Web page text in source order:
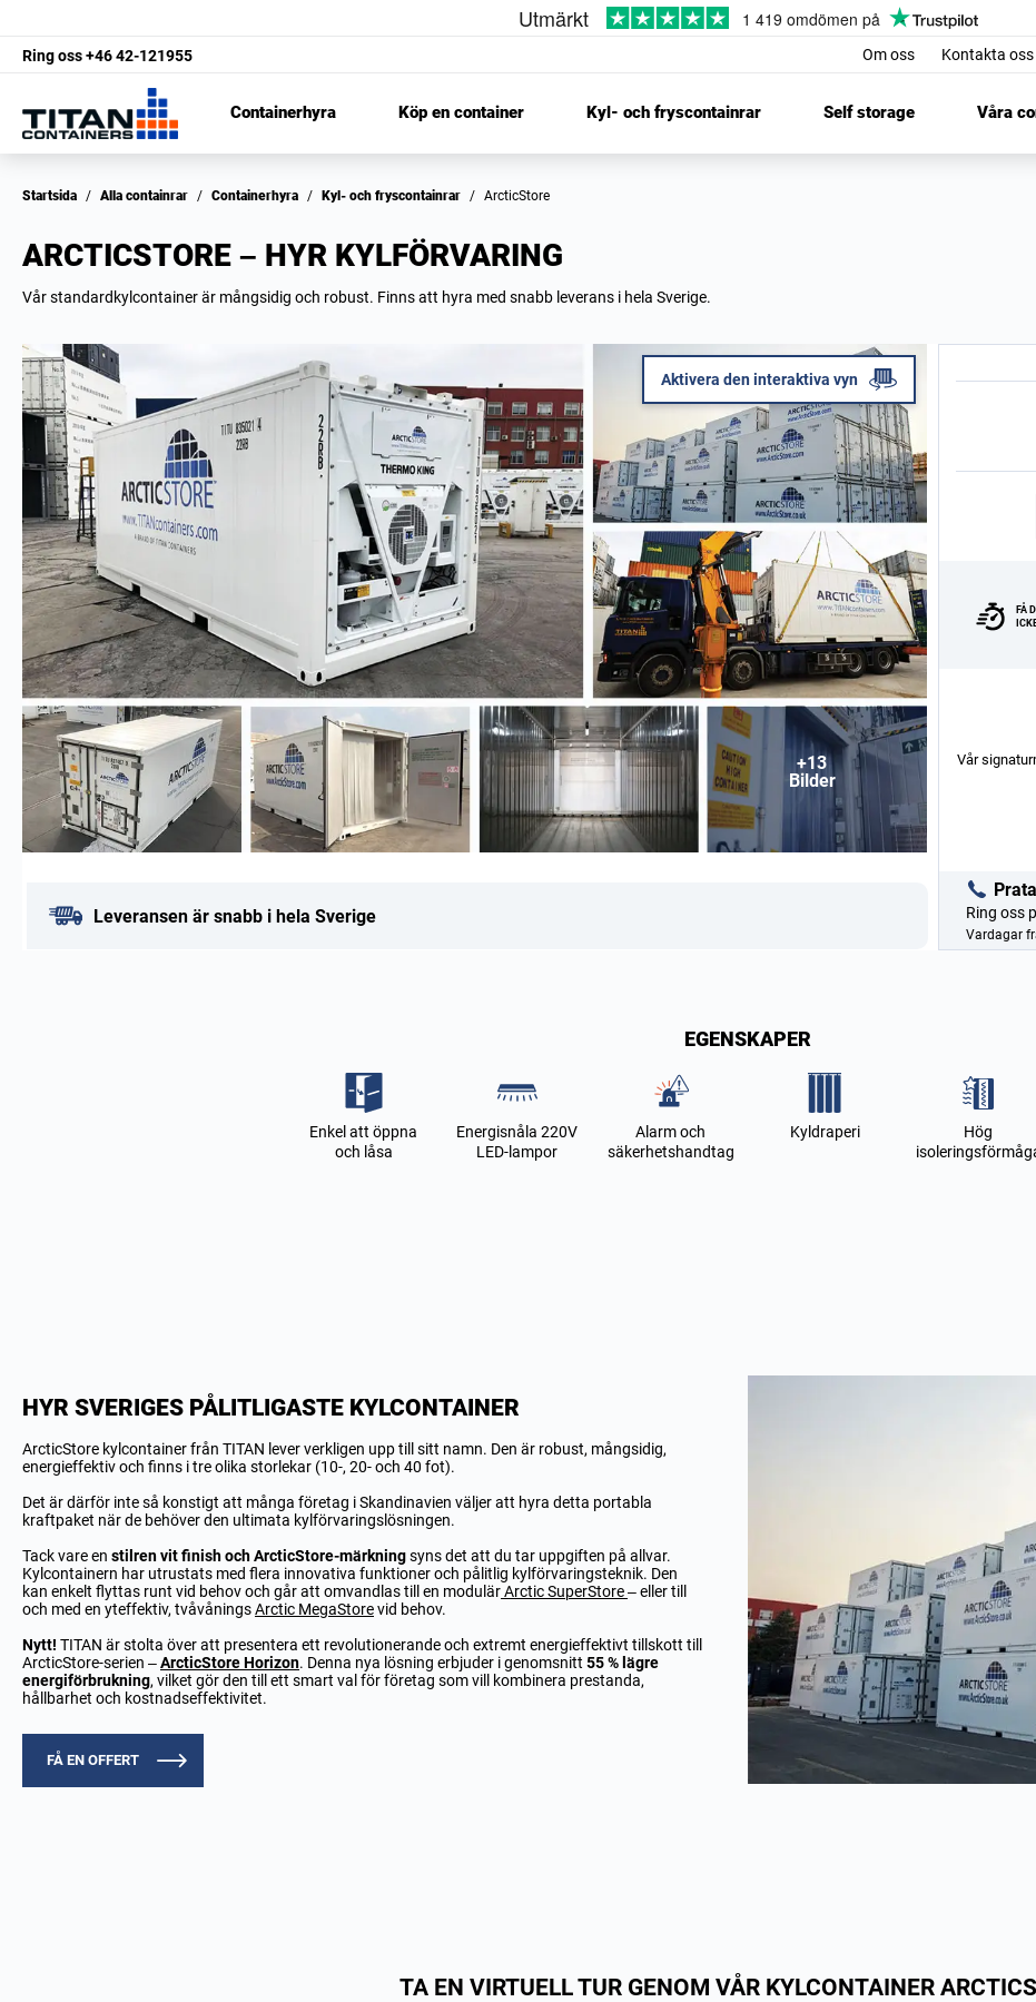
Ring oss+46 42-121955 Om oss Kontakta oss
Containerhyra Köp en container Kyl- och fryscontainrar Self storage Våra
Startsida / Alla containrar / Containerhyra / Kyl- och fryscontainrar / ArcticStore
ARCTICSTORE – HYR KYLFÖRVARING
Vår standardkylcontainer är mångsidig och robust. Finns att hyra med snabb leverans i hela Sverige.
Aktivera den interaktiva vyn
+13
Bilder
FÅ
Vår
Ring oss
Vardagar
Leveransen är snabb i hela Sverige
EGENSKAPER
Enkel att öppna
och låsa
Energisnåla 220V
LED-lampor
Alarm och
säkerhetshandtag
Kyldraperi
Hög
HYR SVERIGES PÅLITLIGASTE KYLCONTAINER
ArcticStore kylcontainer från TITAN lever verkligen upp till sitt namn. Den är robust, mångsidig,
energieffektiv och finns i tre olika storlekar (10-, 20- och 40 fot).
Det är därför inte så konstigt att många företag i Skandinavien väljer att hyra detta portabla
kraftpaket när de behöver den ultimata kylförvaringslösningen.
Tack vare en stilren vit finish ochArcticStore-märkningsyns det att du tar uppgiften på allvar.
Kylcontainern har utrustats med flera innovativa funktioner och pålitlig kylförvaringsteknik. Den
kan enkelt flyttas runt vid behov och går att omvandlas till en modulärArctic SuperStore– eller till
och med en yteffektiv, tvåvåningsArctic MegaStorevid behov.
Nytt! TITAN är stolta över att presentera ett revolutionerande och extremt energieffektivt tillskott till
ArcticStore-serien –ArcticStore Horizon. Denna nya lösning erbjuder i genomsnitt 55 % lägre
energiförbrukning, vilket gör den till ett smart val för företag som vill kombinera prestanda,
hållbarhet och kostnadseffektivitet.
FÅ EN OFFERT
TA EN VIRTUELL TUR GENOM VÅR KYLCONTAINER